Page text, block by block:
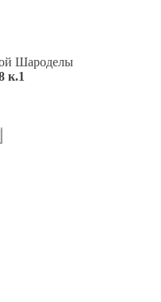
Шароделы
к.1